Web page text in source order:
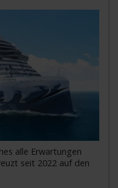
alle Erwartungen
seit 2022 auf den